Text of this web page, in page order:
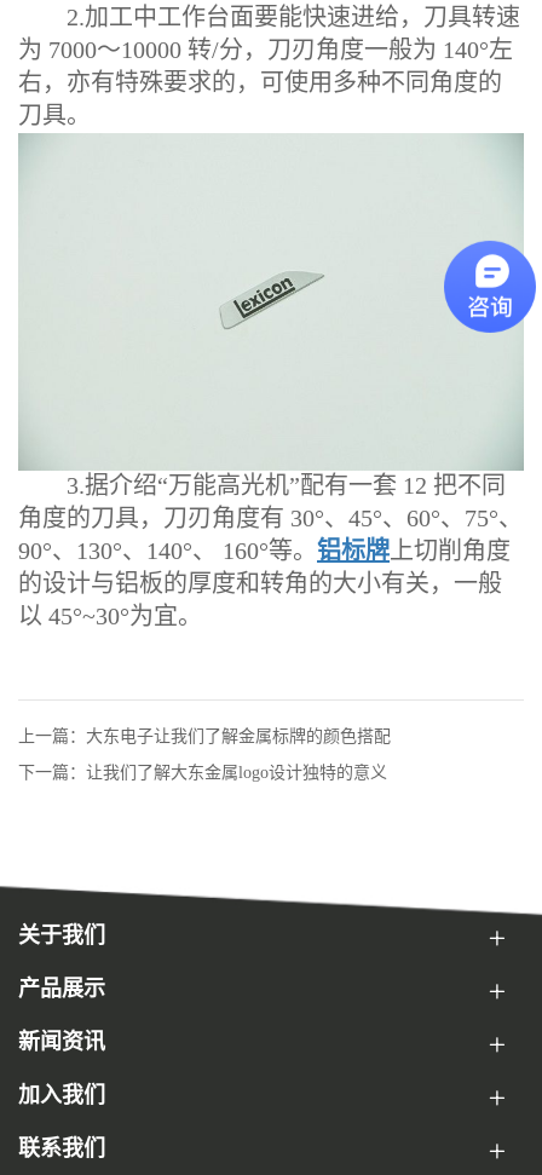
2.加工中工作台面要能快速进给，刀具转速
为 7000～10000 转/分，刀刃角度一般为 140°左
右，亦有特殊要求的，可使用多种不同角度的
刀具。
3.据介绍“万能高光机”配有一套 12 把不同
角度的刀具，刀刃角度有 30°、45°、60°、75°、
90°、130°、140°、 160°等。 铝标牌 上切削角度
的设计与铝板的厚度和转角的大小有关，一般
以 45°~30°为宜。
上一篇：大东电子让我们了解金属标牌的颜色搭配
下一篇：让我们了解大东金属logo设计独特的意义
关于我们
产品展示
新闻资讯
加入我们
联系我们